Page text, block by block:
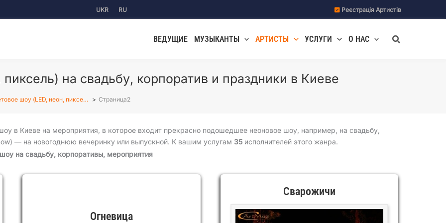
UKR RU Реєстрація Артистів
ВЕДУЩИЕ МУЗЫКАНТЫ АРТИСТЫ УСЛУГИ О НАС Поиск
на свадьбу, корпоратив и праздники в Киеве
шоу (LED, неон, пиксе… Страница2
в Киеве на мероприятия, в которое входит прекрасно подошедшее неоновое шоу, например, на свадьбу,
— на новогоднюю вечеринку или выпускной. К вашим услугам 35 исполнителей этого жанра.
на свадьбу, корпоративы, мероприятия
Огневица
Сварожичи